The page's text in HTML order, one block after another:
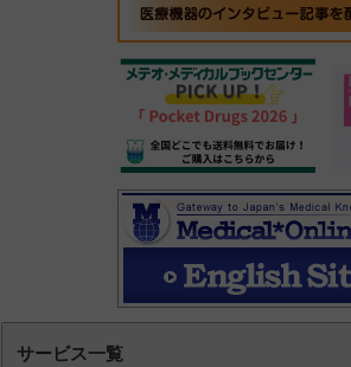
サービス一覧